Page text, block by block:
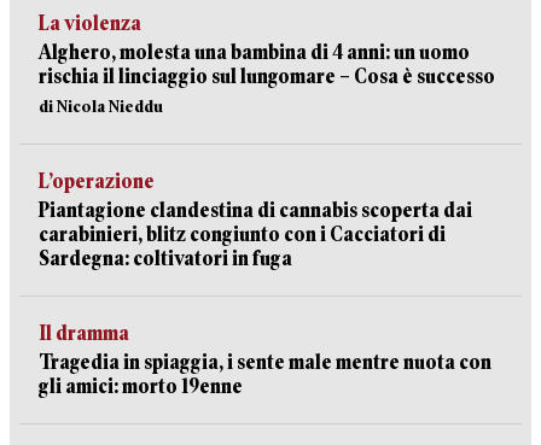
La violenza
Alghero, molesta una bambina di 4 anni: un uomo
rischia il linciaggio sul lungomare – Cosa è successo
di Nicola Nieddu
L’operazione
Piantagione clandestina di cannabis scoperta dai
carabinieri, blitz congiunto con i Cacciatori di
Sardegna: coltivatori in fuga
Il dramma
Tragedia in spiaggia, i sente male mentre nuota con
gli amici: morto 19enne